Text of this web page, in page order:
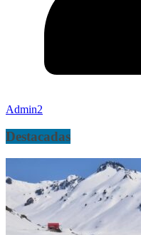
Admin2
Destacadas